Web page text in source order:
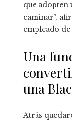
que adopten
caminar”,
empleado
Una
una
Atrás